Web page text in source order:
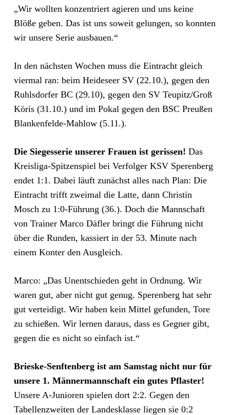
„Wir wollten konzentriert agieren und uns keine
Blöße geben. Das ist uns soweit gelungen, so konnten
wir unsere Serie ausbauen.“
In den nächsten Wochen muss die Eintracht gleich
viermal ran: beim Heideseer SV (22.10.), gegen den
Ruhlsdorfer BC (29.10), gegen den SV Teupitz/Groß
Köris (31.10.) und im Pokal gegen den BSC Preußen
Blankenfelde-Mahlow (5.11.).
Die Siegesserie unserer Frauen ist gerissen! Das
Kreisliga-Spitzenspiel bei Verfolger KSV Sperenberg
endet 1:1. Dabei läuft zunächst alles nach Plan: Die
Eintracht trifft zweimal die Latte, dann Christin
Mosch zu 1:0-Führung (36.). Doch die Mannschaft
von Trainer Marco Däfler bringt die Führung nicht
über die Runden, kassiert in der 53. Minute nach
einem Konter den Ausgleich.
Marco: „Das Unentschieden geht in Ordnung. Wir
waren gut, aber nicht gut genug. Sperenberg hat sehr
gut verteidigt. Wir haben kein Mittel gefunden, Tore
zu schießen. Wir lernen daraus, dass es Gegner gibt,
gegen die es nicht so einfach ist.“
Brieske-Senftenberg ist am Samstag nicht nur für
unsere 1. Männermannschaft ein gutes Pflaster!
Unsere A-Junioren spielen dort 2:2. Gegen den
Tabellenzweiten der Landesklasse liegen sie 0:2